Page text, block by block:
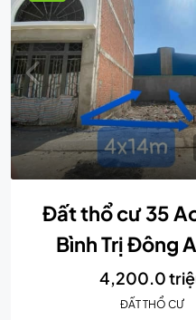
Đất thổ cư 35
Bình Trị Đông
4,200.0
ĐẤT THỔ CƯ